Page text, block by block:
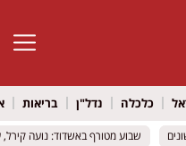
פתח
כלכלה נדל"ן בריאות
שבוע מטורף באשדוד: נועה קירל,
שבוע מטורף באשדוד: נועה קירל,